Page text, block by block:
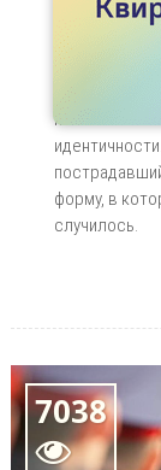
01
13
ненависти к
форму, в
случилось.
7038
